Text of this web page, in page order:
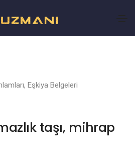
, Eşkiya Belgeleri
taşı, mihrap